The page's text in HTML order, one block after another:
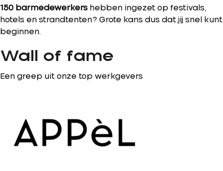
150 barmedewerkers hebben ingezet op festivals,
hotels en strandtenten? Grote kans dus dat jij snel kunt
beginnen.
Wall of fame
Een greep uit onze top werkgevers